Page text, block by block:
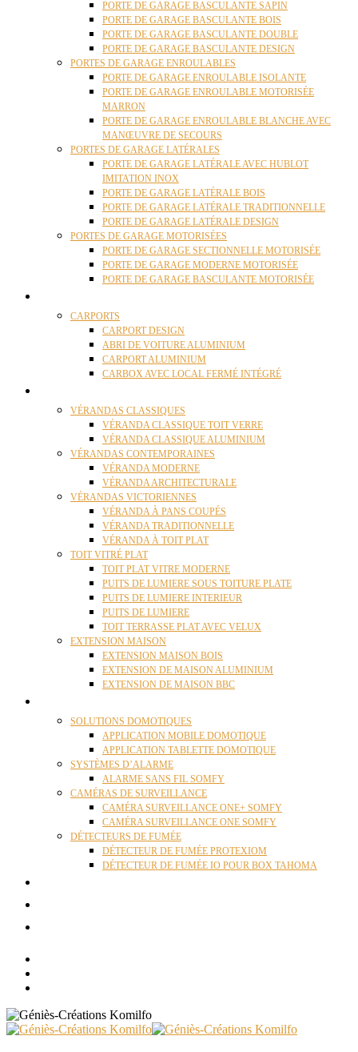
PORTE DE GARAGE BASCULANTE SAPIN
PORTE DE GARAGE BASCULANTE BOIS
PORTE DE GARAGE BASCULANTE DOUBLE
PORTE DE GARAGE BASCULANTE DESIGN
PORTES DE GARAGE ENROULABLES
PORTE DE GARAGE ENROULABLE ISOLANTE
PORTE DE GARAGE ENROULABLE MOTORISÉE
MARRON
PORTE DE GARAGE ENROULABLE BLANCHE AVEC
MANŒUVRE DE SECOURS
PORTES DE GARAGE LATÉRALES
PORTE DE GARAGE LATÉRALE AVEC HUBLOT
IMITATION INOX
PORTE DE GARAGE LATÉRALE BOIS
PORTE DE GARAGE LATÉRALE TRADITIONNELLE
PORTE DE GARAGE LATÉRALE DESIGN
PORTES DE GARAGE MOTORISÉES
PORTE DE GARAGE SECTIONNELLE MOTORISÉE
PORTE DE GARAGE MODERNE MOTORISÉE
PORTE DE GARAGE BASCULANTE MOTORISÉE
CARPORTS
CARPORT DESIGN
ABRI DE VOITURE ALUMINIUM
CARPORT ALUMINIUM
CARBOX AVEC LOCAL FERMÉ INTÉGRÉ
VÉRANDAS CLASSIQUES
VÉRANDA CLASSIQUE TOIT VERRE
VÉRANDA CLASSIQUE ALUMINIUM
VÉRANDAS CONTEMPORAINES
VÉRANDA MODERNE
VÉRANDA ARCHITECTURALE
VÉRANDAS VICTORIENNES
VÉRANDA À PANS COUPÉS
VÉRANDA TRADITIONNELLE
VÉRANDA À TOIT PLAT
TOIT VITRÉ PLAT
TOIT PLAT VITRE MODERNE
PUITS DE LUMIERE SOUS TOITURE PLATE
PUITS DE LUMIERE INTERIEUR
PUITS DE LUMIERE
TOIT TERRASSE PLAT AVEC VELUX
EXTENSION MAISON
EXTENSION MAISON BOIS
EXTENSION DE MAISON ALUMINIUM
EXTENSION DE MAISON BBC
SOLUTIONS DOMOTIQUES
APPLICATION MOBILE DOMOTIQUE
APPLICATION TABLETTE DOMOTIQUE
SYSTÈMES D’ALARME
ALARME SANS FIL SOMFY
CAMÉRAS DE SURVEILLANCE
CAMÉRA SURVEILLANCE ONE+ SOMFY
CAMÉRA SURVEILLANCE ONE SOMFY
DÉTECTEURS DE FUMÉE
DÉTECTEUR DE FUMÉE PROTEXIOM
DÉTECTEUR DE FUMÉE IO POUR BOX TAHOMA